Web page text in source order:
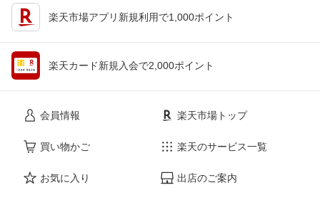
楽天市場アプリ新規利用で1,000ポイント
楽天カード新規入会で2,000ポイント
会員情報
買い物かご
お気に入り
楽天市場トップ
楽天のサービス一覧
出店のご案内